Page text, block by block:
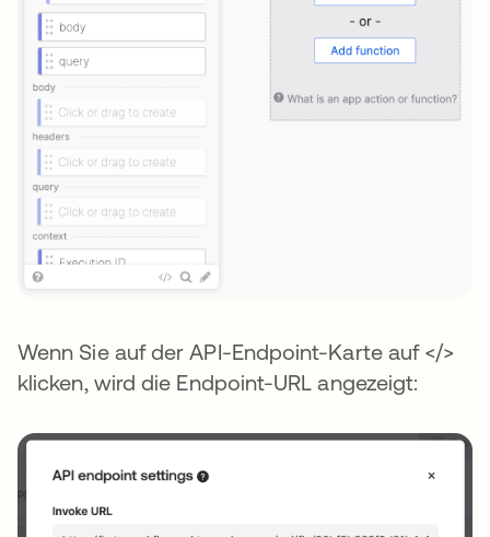
Wenn Sie auf der API-Endpoint-Karte auf </>
klicken, wird die Endpoint-URL angezeigt: